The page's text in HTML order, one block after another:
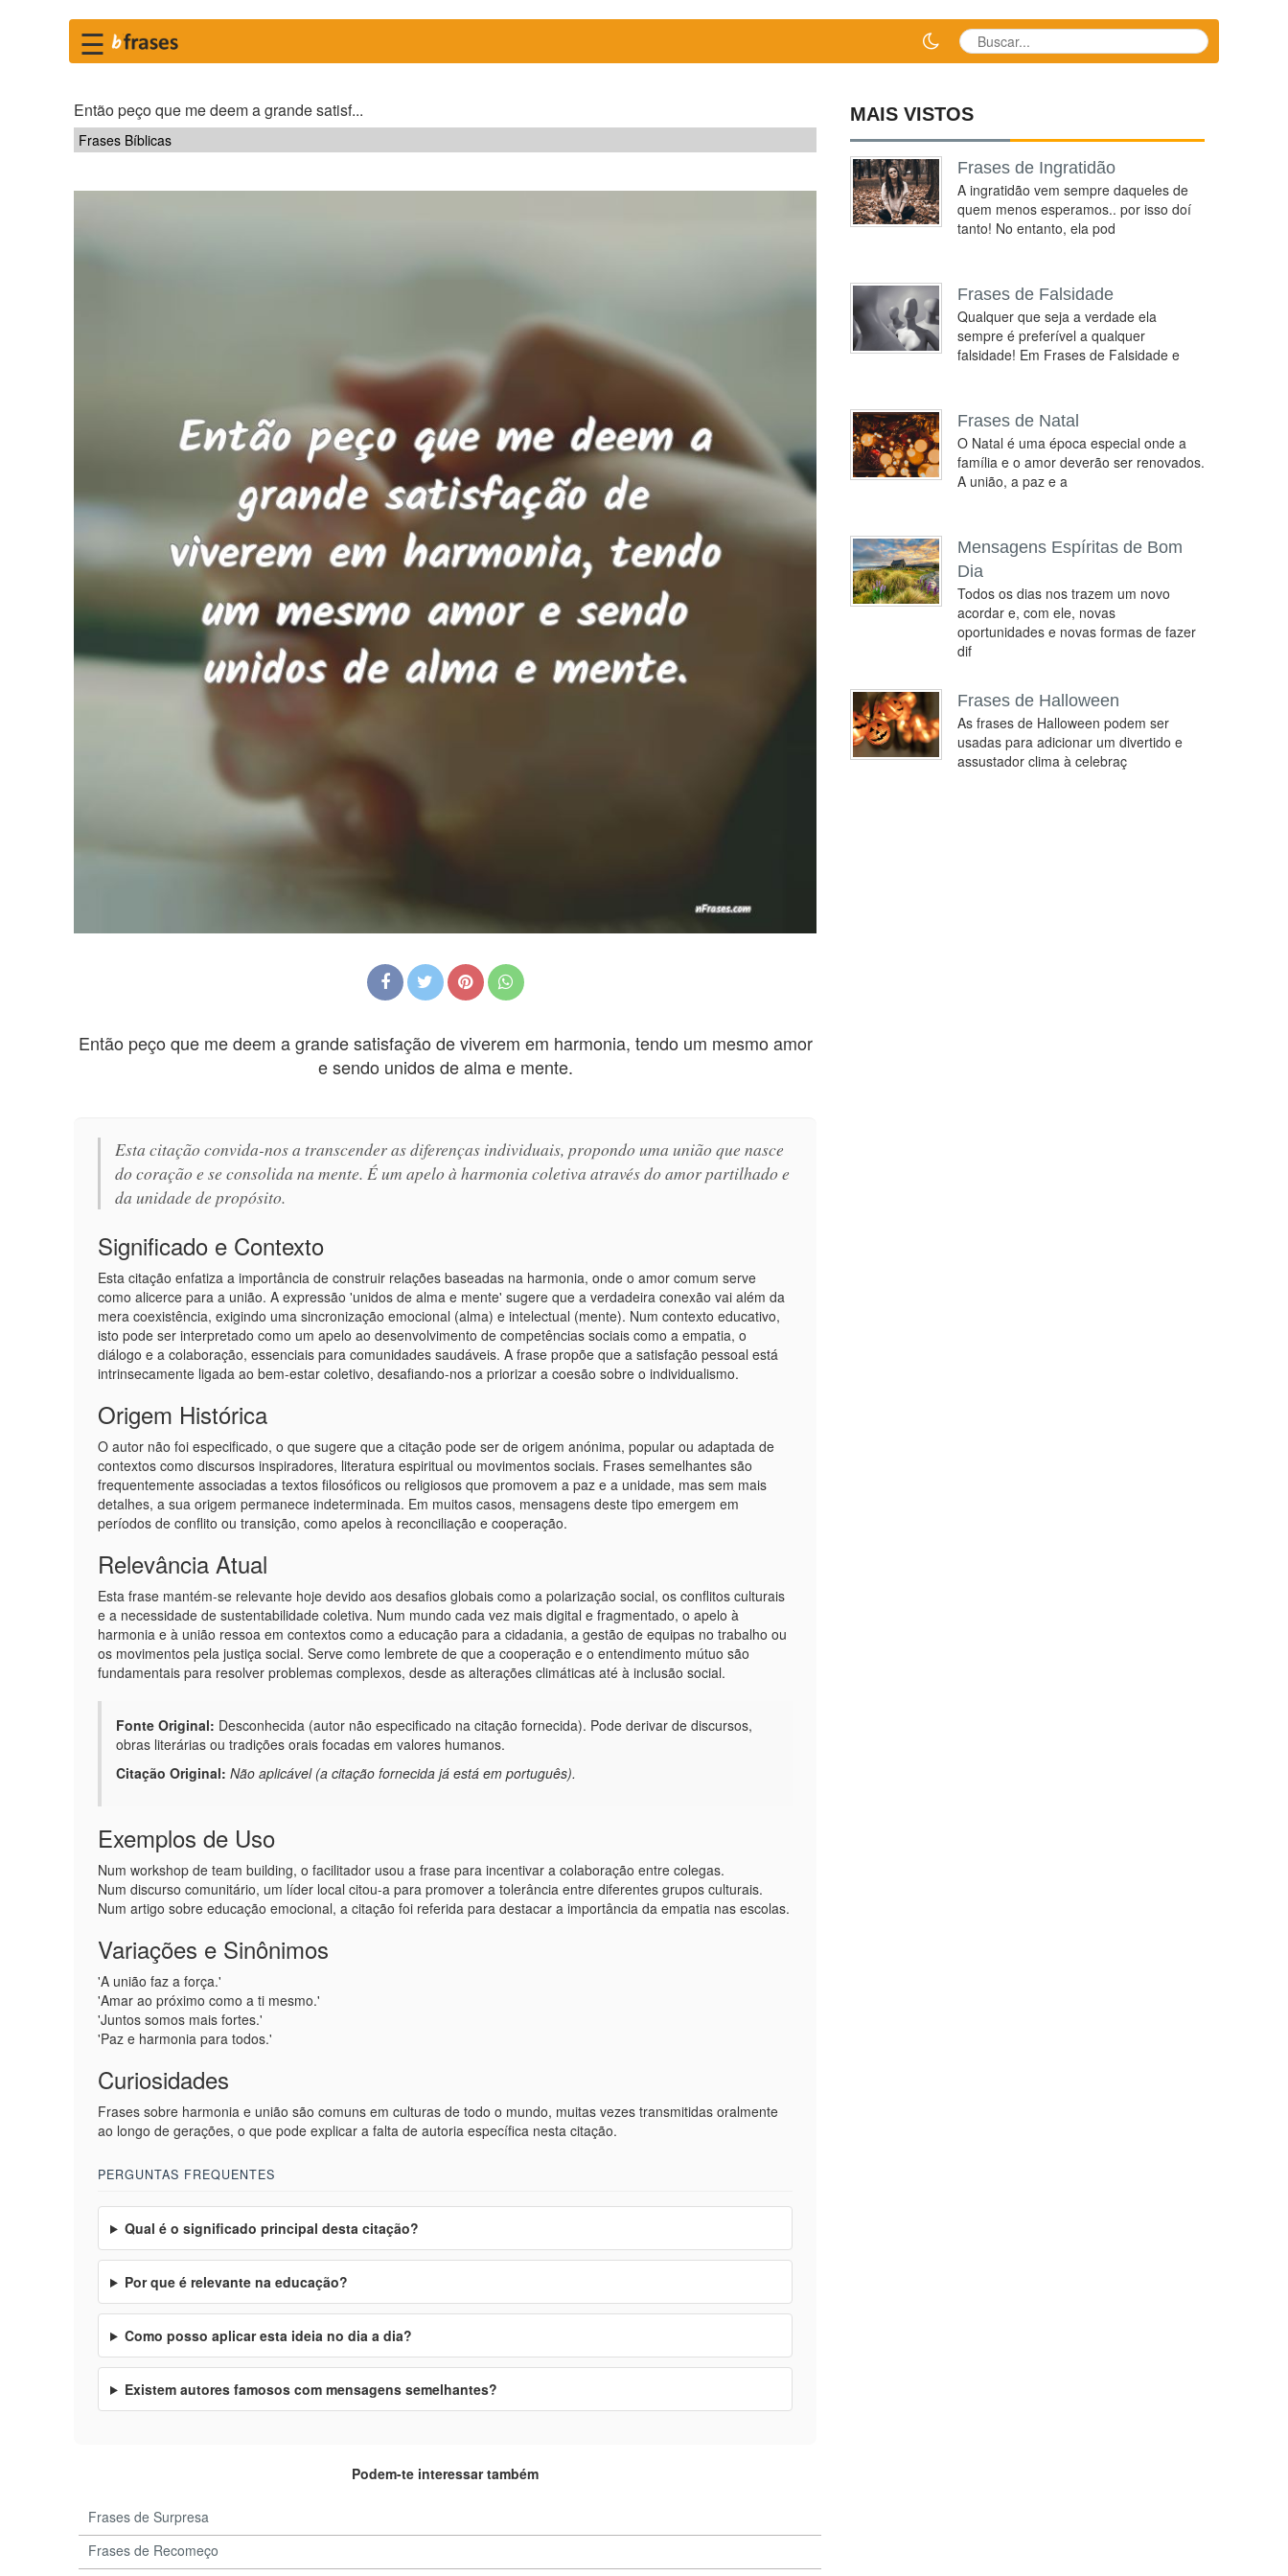
☰
Então peço que me deem a grande satisf...
Frases Bíblicas
Então peço que me deem a grande satisfação de viverem em harmonia, tendo um mesmo amor
e sendo unidos de alma e mente.
Esta citação convida-nos a transcender as diferenças individuais, propondo uma união que nasce
do coração e se consolida na mente. É um apelo à harmonia coletiva através do amor partilhado e
da unidade de propósito.
Significado e Contexto
Esta citação enfatiza a importância de construir relações baseadas na harmonia, onde o amor comum serve
como alicerce para a união. A expressão 'unidos de alma e mente' sugere que a verdadeira conexão vai além da
mera coexistência, exigindo uma sincronização emocional (alma) e intelectual (mente). Num contexto educativo,
isto pode ser interpretado como um apelo ao desenvolvimento de competências sociais como a empatia, o
diálogo e a colaboração, essenciais para comunidades saudáveis. A frase propõe que a satisfação pessoal está
intrinsecamente ligada ao bem-estar coletivo, desafiando-nos a priorizar a coesão sobre o individualismo.
Origem Histórica
O autor não foi especificado, o que sugere que a citação pode ser de origem anónima, popular ou adaptada de
contextos como discursos inspiradores, literatura espiritual ou movimentos sociais. Frases semelhantes são
frequentemente associadas a textos filosóficos ou religiosos que promovem a paz e a unidade, mas sem mais
detalhes, a sua origem permanece indeterminada. Em muitos casos, mensagens deste tipo emergem em
períodos de conflito ou transição, como apelos à reconciliação e cooperação.
Relevância Atual
Esta frase mantém-se relevante hoje devido aos desafios globais como a polarização social, os conflitos culturais
e a necessidade de sustentabilidade coletiva. Num mundo cada vez mais digital e fragmentado, o apelo à
harmonia e à união ressoa em contextos como a educação para a cidadania, a gestão de equipas no trabalho ou
os movimentos pela justiça social. Serve como lembrete de que a cooperação e o entendimento mútuo são
fundamentais para resolver problemas complexos, desde as alterações climáticas até à inclusão social.
Fonte Original: Desconhecida (autor não especificado na citação fornecida). Pode derivar de discursos,
obras literárias ou tradições orais focadas em valores humanos.
Citação Original: Não aplicável (a citação fornecida já está em português).
Exemplos de Uso
Num workshop de team building, o facilitador usou a frase para incentivar a colaboração entre colegas.
Num discurso comunitário, um líder local citou-a para promover a tolerância entre diferentes grupos culturais.
Num artigo sobre educação emocional, a citação foi referida para destacar a importância da empatia nas escolas.
Variações e Sinônimos
'A união faz a força.'
'Amar ao próximo como a ti mesmo.'
'Juntos somos mais fortes.'
'Paz e harmonia para todos.'
Curiosidades
Frases sobre harmonia e união são comuns em culturas de todo o mundo, muitas vezes transmitidas oralmente
ao longo de gerações, o que pode explicar a falta de autoria específica nesta citação.
PERGUNTAS FREQUENTES
Qual é o significado principal desta citação?
Por que é relevante na educação?
Como posso aplicar esta ideia no dia a dia?
Existem autores famosos com mensagens semelhantes?
Podem-te interessar também
Frases de Surpresa
Frases de Recomeço
MAIS VISTOS
Frases de Ingratidão
A ingratidão vem sempre daqueles de
quem menos esperamos.. por isso doí
tanto! No entanto, ela pod
Frases de Falsidade
Qualquer que seja a verdade ela
sempre é preferível a qualquer
falsidade! Em Frases de Falsidade e
Frases de Natal
O Natal é uma época especial onde a
família e o amor deverão ser renovados.
A união, a paz e a
Mensagens Espíritas de Bom
Dia
Todos os dias nos trazem um novo
acordar e, com ele, novas
oportunidades e novas formas de fazer
dif
Frases de Halloween
As frases de Halloween podem ser
usadas para adicionar um divertido e
assustador clima à celebraç